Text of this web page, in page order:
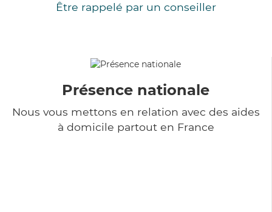
Être rappelé par un conseiller
Présence nationale
Nous vous mettons en relation avec des aides
à domicile partout en France